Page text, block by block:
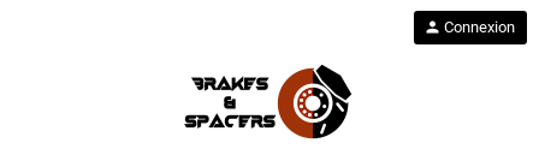
person Connexion